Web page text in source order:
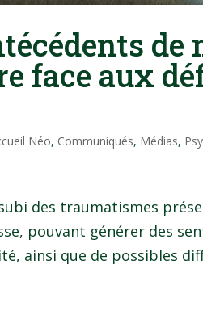
face aux
Néo, Communiqués, Médias,
des traumatismes
pouvant générer des
ainsi que de possibles